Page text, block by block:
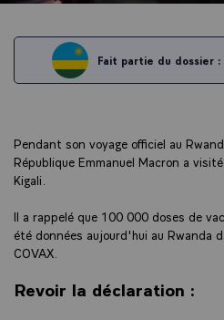
Fait partie du dossier :
Pendant son voyage officiel au
République Emmanuel Macron a
Kigali.
Il a rappelé que 100 000 doses de
été données aujourd'hui au Rwanda
COVAX.
Revoir la déclaration :